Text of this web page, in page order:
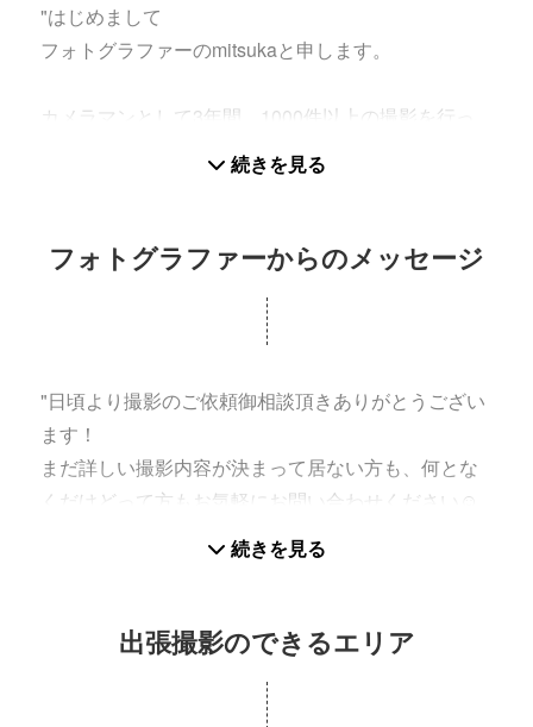
"はじめまして
フォトグラファーのmitsukaと申します。
カメラマンとして3年間、1000件以上の撮影を行っ
七五三撮影・お宮参り・家族写真の撮影経験も豊富
す。
れば是非リクエストもお待ちしております！
がら、いつもとは違う視点の写真や雰囲気に合わせ
た写真も撮影可能ですのでぜひ、暑いこの時期にオ
ススメです♪̊̈♪̆̈
のでまずはご相談ください。)
その子らしさ、その人らしさを引き出すのが得意で
すので自然体な中にもドラマティックにお撮りしま
続きを見る
フォトグラファーからのメッセージ
"日頃より撮影のご依頼御相談頂きありがとうござい
ます！
まだ詳しい撮影内容が決まって居ない方も、何とな
くだけどって方もお気軽にお問い合わせください☺︎
分からないこともきっとあると思いますので、一緒
に相談したり、考えながら撮影当日を迎えるられる
すと撮影の準備や御相談事も
内容含めて早めのご連絡頂けると幸いです！
続きを見る
出張撮影のできるエリア